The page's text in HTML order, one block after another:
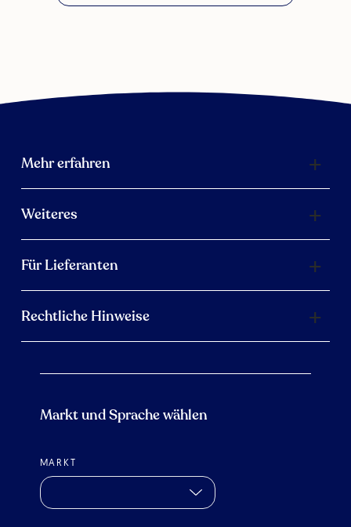
Mehr erfahren
Weiteres
Für Lieferanten
Rechtliche Hinweise
Markt und Sprache wählen
MARKT